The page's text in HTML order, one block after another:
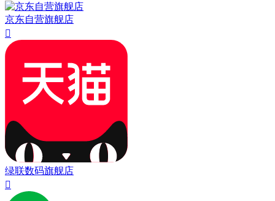
京东自营旗舰店

绿联数码旗舰店
